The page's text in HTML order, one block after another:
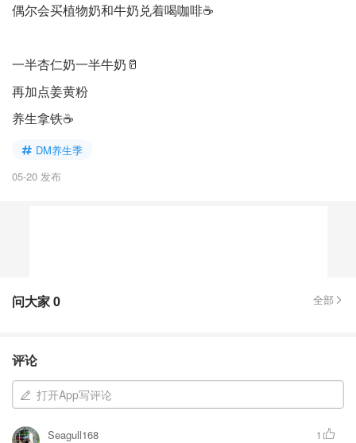
偶尔会买植物奶和牛奶兑着喝咖啡☕️
一半杏仁奶一半牛奶🥛
再加点姜黄粉
养生拿铁☕️
DM养生季
05-20 发布
问大家0 全部
评论
打开App写评论
Seagull168 1